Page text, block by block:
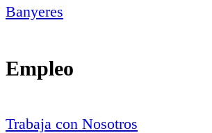
Banyeres
Empleo
Trabaja con Nosotros